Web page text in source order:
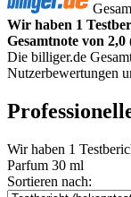
Wir haben 1
Gesamtnote von 2,0
Die billiger.de
Nutzerbewertungen
Wir haben 1
Parfum 30 ml
Sortieren nach: